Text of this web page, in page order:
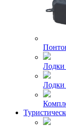
Лодки